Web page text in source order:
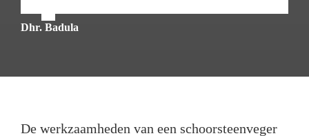
Dhr. Badula
De werkzaamheden van een schoorsteenveger